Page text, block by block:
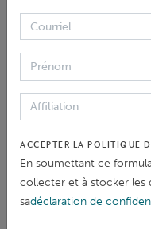
28 Oct 2021
Reconnaissance
à un
ACCEPTER LA POLITIQUE
En soumettant ce
collecter et à stocker les
sadéclaration de